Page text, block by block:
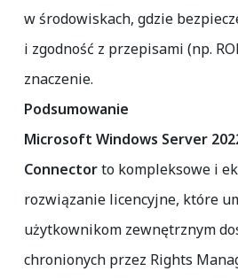
w środowiskach, gdzie
i zgodność z przepisami (np.
znaczenie.
Podsumowanie
Microsoft Windows Server
Connectorto kompleksowe i
rozwiązanie licencyjne, które
użytkownikom zewnętrznym
chronionych przez Rights